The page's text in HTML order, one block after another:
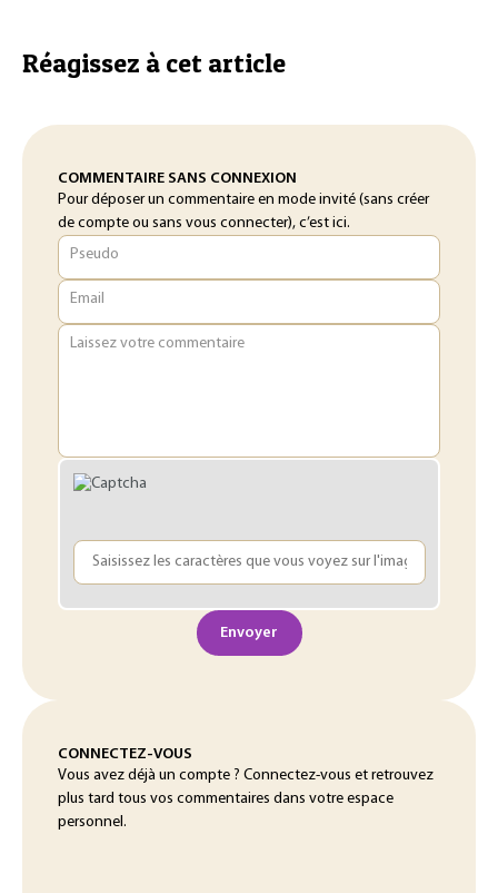
Réagissez à cet article
COMMENTAIRE SANS CONNEXION
Pour déposer un commentaire en mode invité (sans créer
de compte ou sans vous connecter), c’est ici.
Pseudo
Email
Laissez votre commentaire
Envoyer
CONNECTEZ-VOUS
Vous avez déjà un compte ? Connectez-vous et retrouvez
plus tard tous vos commentaires dans votre espace
personnel.